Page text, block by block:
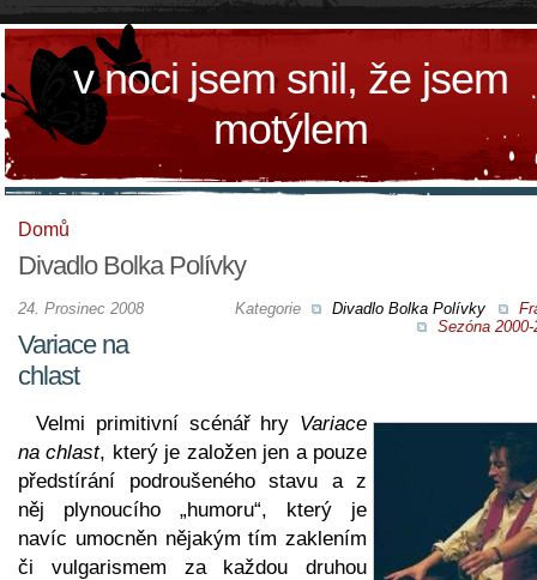
v noci jsem snil, že jsem
motýlem
Domů
Divadlo Bolka Polívky
Kategorie Divadlo Bolka Polívky
Sezóna 2000-
24. Prosinec 2008
Variace na
chlast
Velmi primitivní scénář hry Variace
na chlast, který je založen jen a pouze
předstírání podroušeného stavu a z
něj plynoucího „humoru“, který je
navíc umocněn nějakým tím zaklením
či vulgarismem za každou druhou